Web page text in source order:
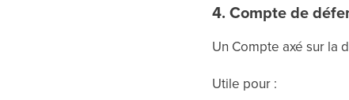
4. Compte de
Un Compte axé sur la
Utile pour :